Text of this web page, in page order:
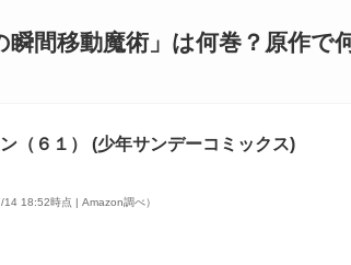
間移動魔術」は何巻？原作で
（６１） (少年サンデーコミックス)
14 18:52時点 | Amazon調べ）